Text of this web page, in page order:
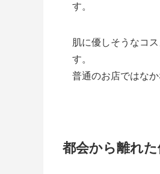
す。
肌に優しそうなコ
す。
普通のお店ではな
都会から離れ